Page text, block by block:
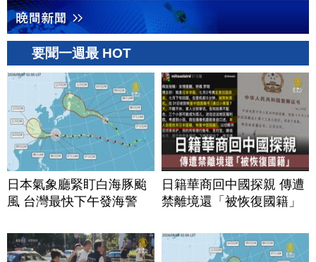
要聞一週最 HOT
日本氣象廳緊盯白海豚颱
風 台灣最快下午發海警
日籍華商回中國探親 傳遭
禁離境還「被恢復國籍」